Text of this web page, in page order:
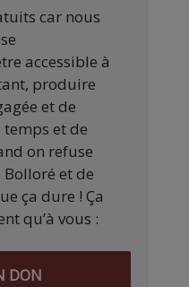
car nous
accessible à
produire
et de
et de
on refuse
Bolloré et de
ça dure ! Ça
qu’à vous :
DON